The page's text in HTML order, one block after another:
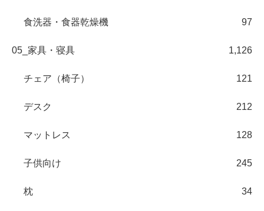
食洗器・食器乾燥機 97
05_家具・寝具 1,126
チェア（椅子） 121
デスク 212
マットレス 128
子供向け 245
枕 34